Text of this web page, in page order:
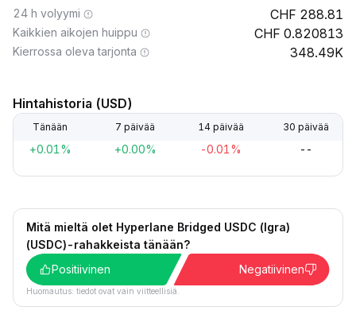
24 h volyymi 288.81
Kaikkien aikojen huippu 0.820813
Kierrossa oleva tarjonta 348.49K
Hintahistoria (USD)
Tänään 7 päivää 14 päivää 30 päivää
+0.01% +0.00% -0.01% --
Mitä mieltä olet Hyperlane Bridged USDC (Igra)
(USDC)-rahakkeista tänään?
Positiivinen
Negatiivinen
Huomautus: tiedot ovat vain viitteellisiä.